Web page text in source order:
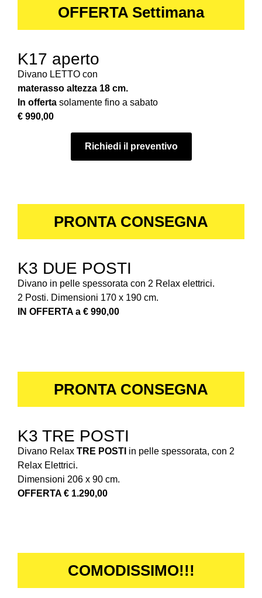
OFFERTA Settimana
K17 aperto
Divano LETTO con
materasso altezza 18 cm.
In offerta solamente fino a sabato
€ 990,00
Richiedi il preventivo
PRONTA CONSEGNA
K3 DUE POSTI
Divano in pelle spessorata con 2 Relax elettrici.
2 Posti. Dimensioni 170 x 190 cm.
IN OFFERTA a € 990,00
PRONTA CONSEGNA
K3 TRE POSTI
Divano Relax TRE POSTI in pelle spessorata, con 2
Relax Elettrici.
Dimensioni 206 x 90 cm.
OFFERTA € 1.290,00
COMODISSIMO!!!